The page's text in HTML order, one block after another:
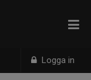
Logga in